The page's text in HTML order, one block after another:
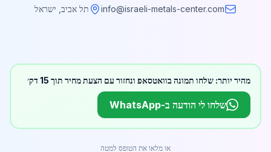
info@israeli-metals-center.com תל אביב, ישראל
מהיר יותר: שלחו תמונה בוואטסאפ ונחזור עם הצעת מחיר תוך 15 דק׳
שלחו לי הודעה ב-WhatsApp
או מלאו את הטופס למטה